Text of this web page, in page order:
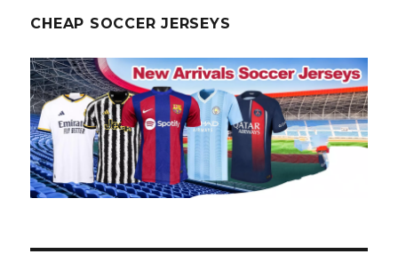
CHEAP SOCCER JERSEYS